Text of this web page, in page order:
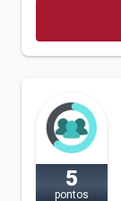
5
pontos